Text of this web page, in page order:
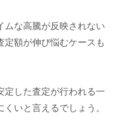
ムな高騰が反映されない
額が伸び悩むケースも
定した査定が行われる一
いと言えるでしょう。